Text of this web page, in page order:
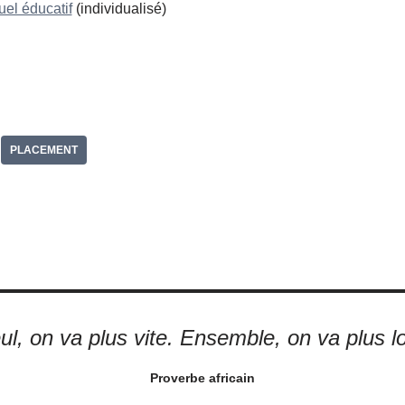
éducatif(individualisé)
PLACEMENT
on va plus vite. Ensemble, on va plus
Proverbe africain